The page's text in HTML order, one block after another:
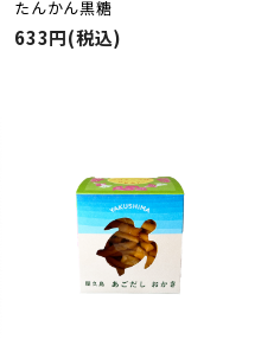
たんかん黒糖
633円(税込)